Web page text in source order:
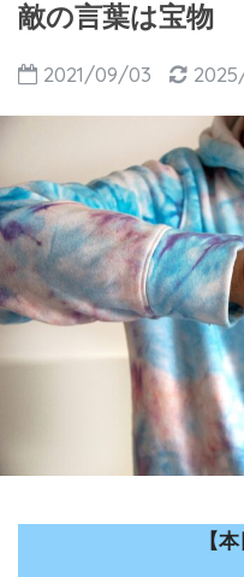
敵の言葉は宝物
2021/09/03
【